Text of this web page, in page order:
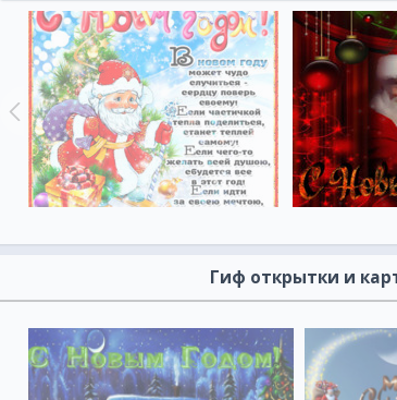
Гиф открытки и